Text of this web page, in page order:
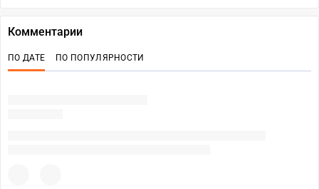
Комментарии
ПО ДАТЕ ПО ПОПУЛЯРНОСТИ